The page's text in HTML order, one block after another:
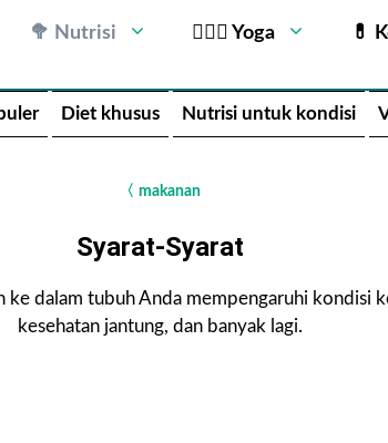
🥦 Nutrisi 🧘🏻‍♂️ Yoga 💊
Diet khusus Nutrisi untuk kondisi
〈 makanan
Syarat-Syarat
ke dalam tubuh Anda mempengaruhi
kesehatan jantung, dan banyak lagi.